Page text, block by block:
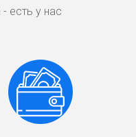
есть у нас